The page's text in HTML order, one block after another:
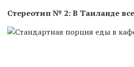
Стереотип № 2: В Таиланде